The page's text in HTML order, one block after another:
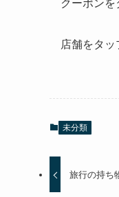
クーポンを
店舗をタッ
未分類
旅行の持ち